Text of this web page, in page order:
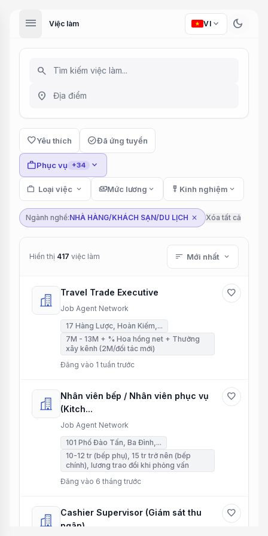
menu Việc làm VI expand_more dark_mode
search
location_on
favoriteYêu thích check_circleĐã ứng tuyển
workPhục vụ +34 expand_more
work Loại việc expand_more paymentsMức lương expand_more military_tech Kinh nghiệm expand_more
Ngành nghề:NHÀ HÀNG/KHÁCH SẠN/DU LỊCH close Xóa tất cả
Hiển thị 417 việc làm sort Mới nhất expand_more
favorite
Travel Trade Executive
Job Agent Network
17 Hàng Lược, Hoàn Kiếm,...
7M - 13M + % Hoa hồng net + Thưởng
xây kênh (2M/đối tác mới)
Đăng vào 1 tuần trước
favorite
Nhân viên bếp / Nhân viên phục vụ
(Kitch...
Job Agent Network
101 Phố Đào Tấn, Ba Đình,...
10-12 tr (bếp phụ), 15 tr trở nên (bếp
chính), lương trao đổi khi phỏng vấn
Đăng vào 6 tháng trước
favorite
Cashier Supervisor (Giám sát thu
ngân),...